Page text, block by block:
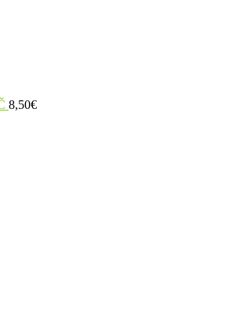
8,50€